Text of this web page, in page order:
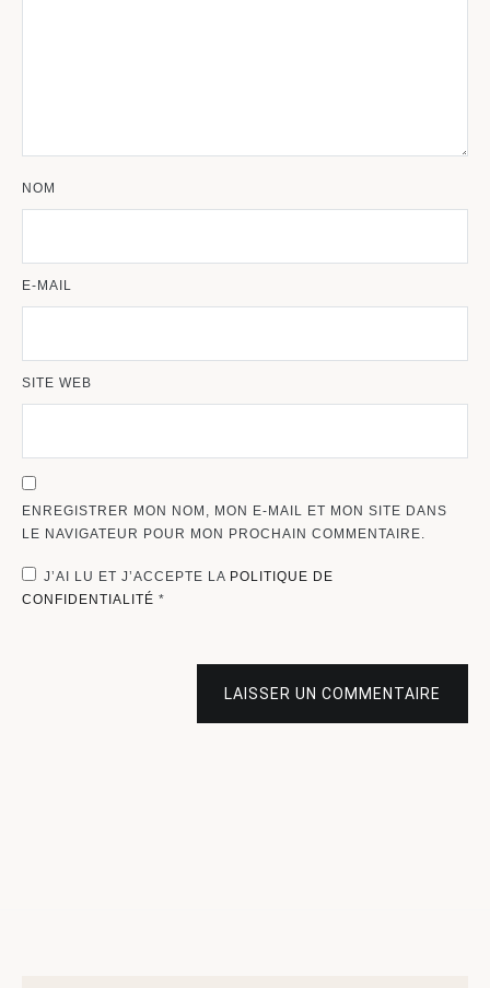
NOM
E-MAIL
SITE WEB
ENREGISTRER MON NOM, MON E-MAIL ET MON SITE DANS
LE NAVIGATEUR POUR MON PROCHAIN COMMENTAIRE.
J’AI LU ET J’ACCEPTE LA POLITIQUE DE
CONFIDENTIALITÉ *
LAISSER UN COMMENTAIRE